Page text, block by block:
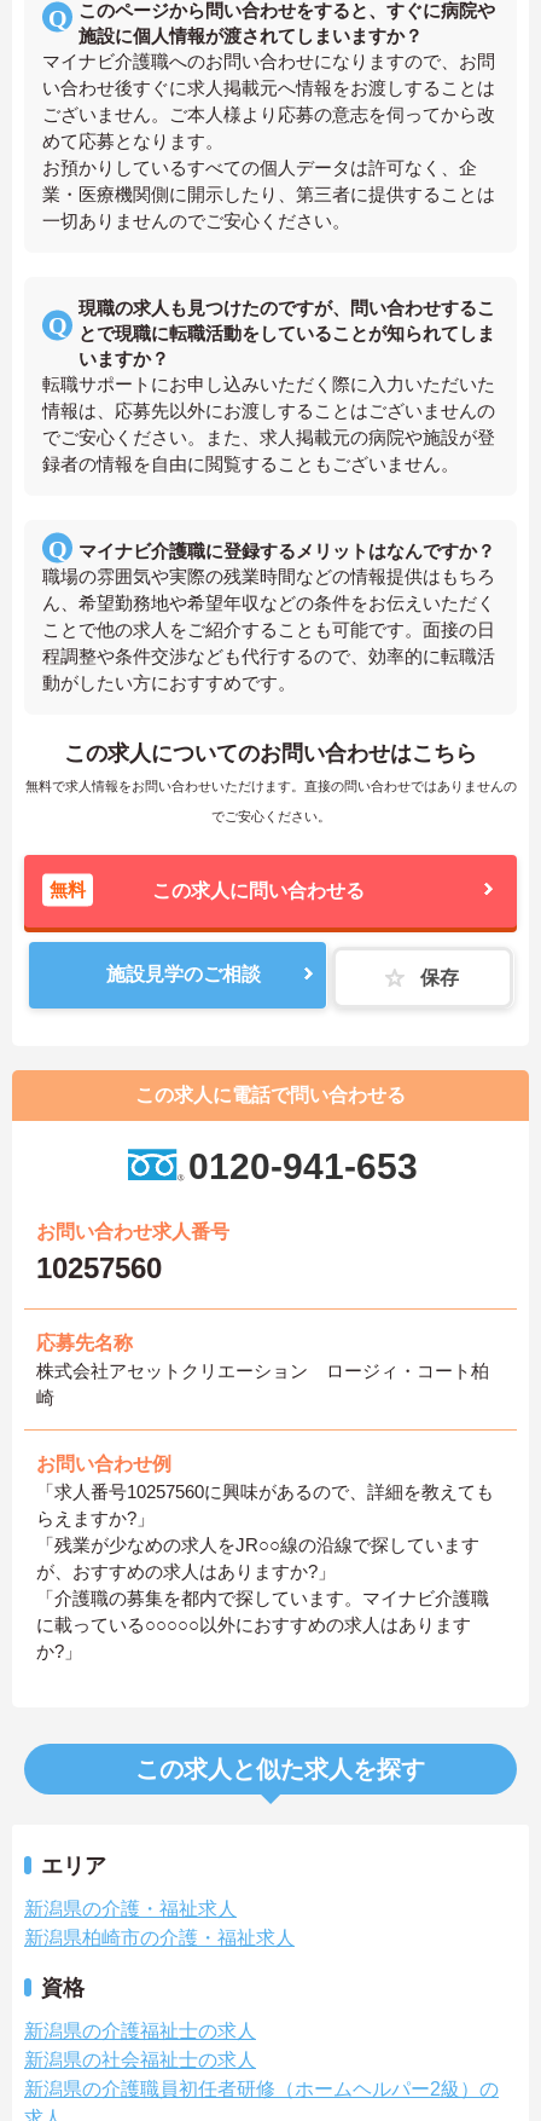
このページから問い合わせをすると、すぐに病院や
施設に個人情報が渡されてしまいますか？
マイナビ介護職へのお問い合わせになりますので、お問
い合わせ後すぐに求人掲載元へ情報をお渡しすることは
ございません。ご本人様より応募の意志を伺ってから改
めて応募となります。
お預かりしているすべての個人データは許可なく、企
業・医療機関側に開示したり、第三者に提供することは
一切ありませんのでご安心ください。
現職の求人も見つけたのですが、問い合わせするこ
とで現職に転職活動をしていることが知られてしま
いますか？
転職サポートにお申し込みいただく際に入力いただいた
情報は、応募先以外にお渡しすることはございませんの
でご安心ください。また、求人掲載元の病院や施設が登
録者の情報を自由に閲覧することもございません。
マイナビ介護職に登録するメリットはなんですか？
職場の雰囲気や実際の残業時間などの情報提供はもちろ
ん、希望勤務地や希望年収などの条件をお伝えいただく
ことで他の求人をご紹介することも可能です。面接の日
程調整や条件交渉なども代行するので、効率的に転職活
動がしたい方におすすめです。
この求人についてのお問い合わせはこちら
無料で求人情報をお問い合わせいただけます。直接の問い合わせではありませんの
でご安心ください。
無料 この求人に問い合わせる
施設見学のご相談 保存
この求人に電話で問い合わせる
0120-941-653
お問い合わせ求人番号
10257560
応募先名称
株式会社アセットクリエーション ロージィ・コート柏
崎
お問い合わせ例
「求人番号10257560に興味があるので、詳細を教えても
らえますか?」
「残業が少なめの求人をJR○○線の沿線で探しています
が、おすすめの求人はありますか?」
「介護職の募集を都内で探しています。マイナビ介護職
に載っている○○○○○以外におすすめの求人はあります
か?」
この求人と似た求人を探す
エリア
新潟県の介護・福祉求人
新潟県柏崎市の介護・福祉求人
資格
新潟県の介護福祉士の求人
新潟県の社会福祉士の求人
新潟県の介護職員初任者研修（ホームヘルパー2級）の